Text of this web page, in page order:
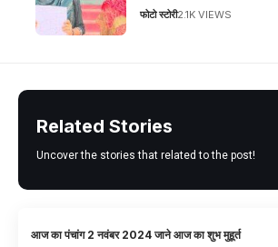
फोटो स्टोरी2.1K VIEWS
Related Stories
Uncover the stories that related to the post!
आज का पंचांग 2 नवंबर 2024 जाने आज का शुभ मुहूर्त